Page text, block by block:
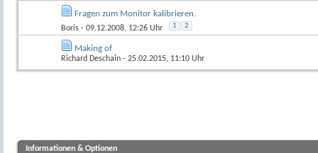
Fragen zum Monitor kalibrieren.
Boris - 09.12.2008, 12:26 Uhr 1 2
Making of
Richard Deschain - 25.02.2015, 11:10 Uhr
Informationen & Optionen